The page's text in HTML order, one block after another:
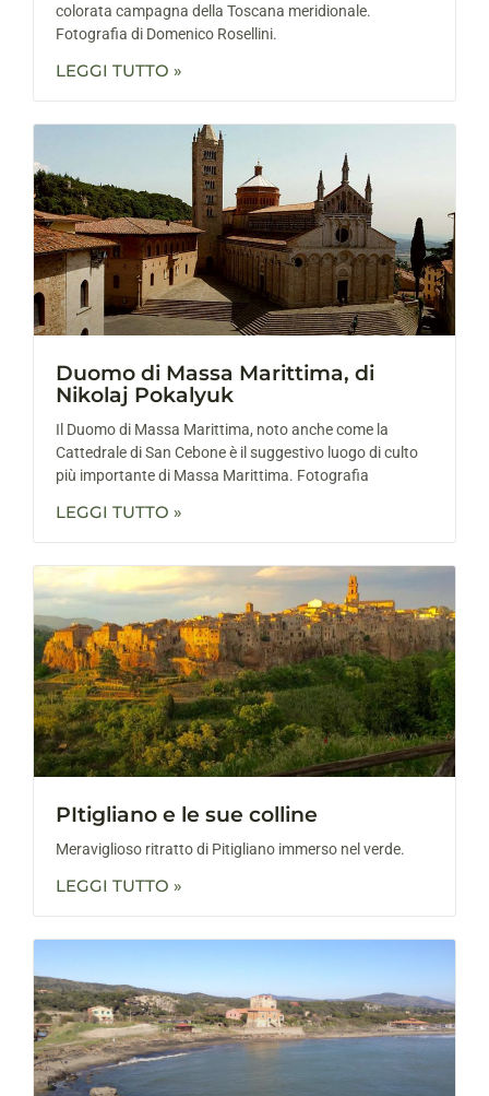
colorata campagna della Toscana meridionale.
Fotografia di Domenico Rosellini.
LEGGI TUTTO »
Duomo di Massa Marittima, di
Nikolaj Pokalyuk
Il Duomo di Massa Marittima, noto anche come la
Cattedrale di San Cebone è il suggestivo luogo di culto
più importante di Massa Marittima. Fotografia
LEGGI TUTTO »
PItigliano e le sue colline
Meraviglioso ritratto di Pitigliano immerso nel verde.
LEGGI TUTTO »